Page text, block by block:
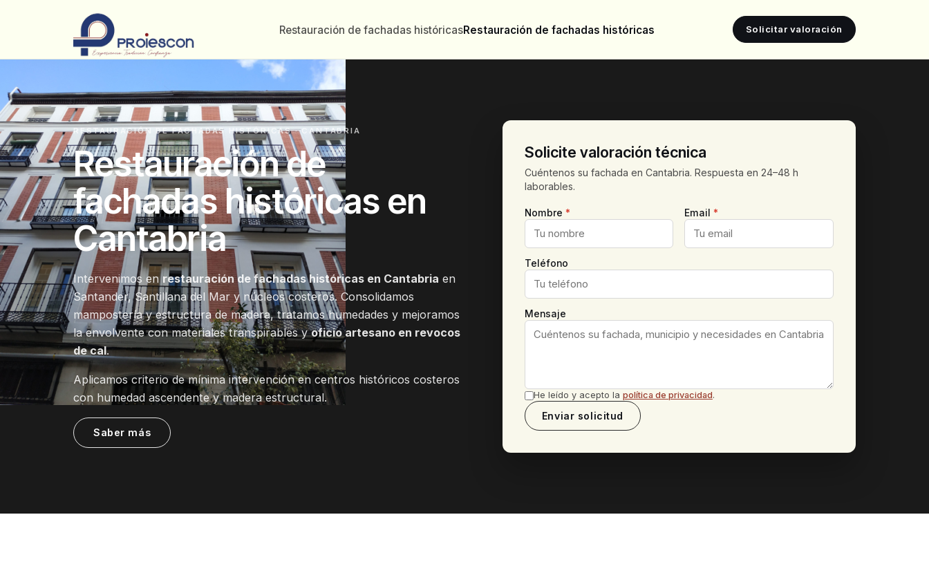
Restauración de fachadas históricasRestauración de fachadas históricas Solicitar valoración
RESTAURACIÓN DE FACHADAS HISTÓRICAS · CANTABRIA
Restauración de
fachadas históricas en
Cantabria
Intervenimos enrestauración de fachadas históricas en Cantabria en
Santander, Santillana del Mar y núcleos costeros. Consolidamos
mampostería y estructura de madera, tratamos humedades y mejoramos
la envolvente con materiales transpirables yoficio artesano en revocos
de cal.
Aplicamos criterio de mínima intervención en centros históricos costeros
con humedad ascendente y madera estructural.
Saber más
Solicite valoración técnica
Cuéntenos su fachada en Cantabria. Respuesta en 24–48 h
laborables.
Nombre * Email *
Teléfono
Mensaje
He leído y acepto la política de privacidad.
Enviar solicitud